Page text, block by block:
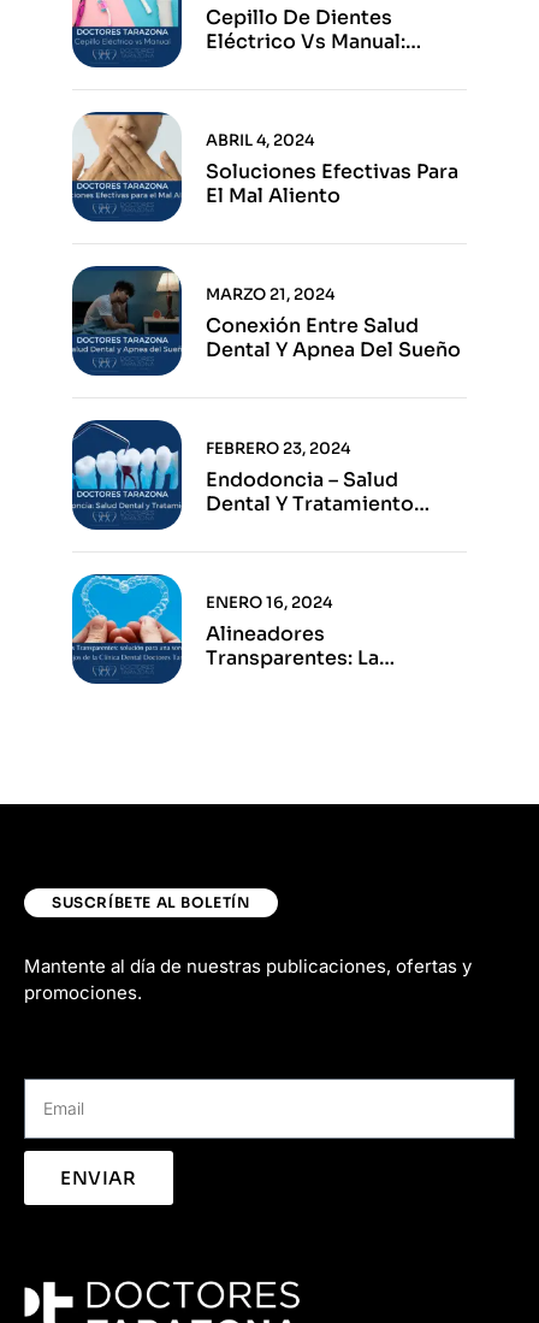
Cepillo De Dientes
Eléctrico Vs Manual:
De Cada Opción
Soluciones Efectivas Para
El Mal Aliento
ABRIL 4, 2024
Conexión Entre Salud
Dental Y Apnea Del Sueño
MARZO 21, 2024
Endodoncia – Salud
Dental Y Tratamiento
FEBRERO 23, 2024
Alineadores
Transparentes: La
ENERO 16, 2024
SUSCRÍBETE AL BOLETÍN
Mantente al día de nuestras publicaciones, ofertas y
promociones.
ENVIAR